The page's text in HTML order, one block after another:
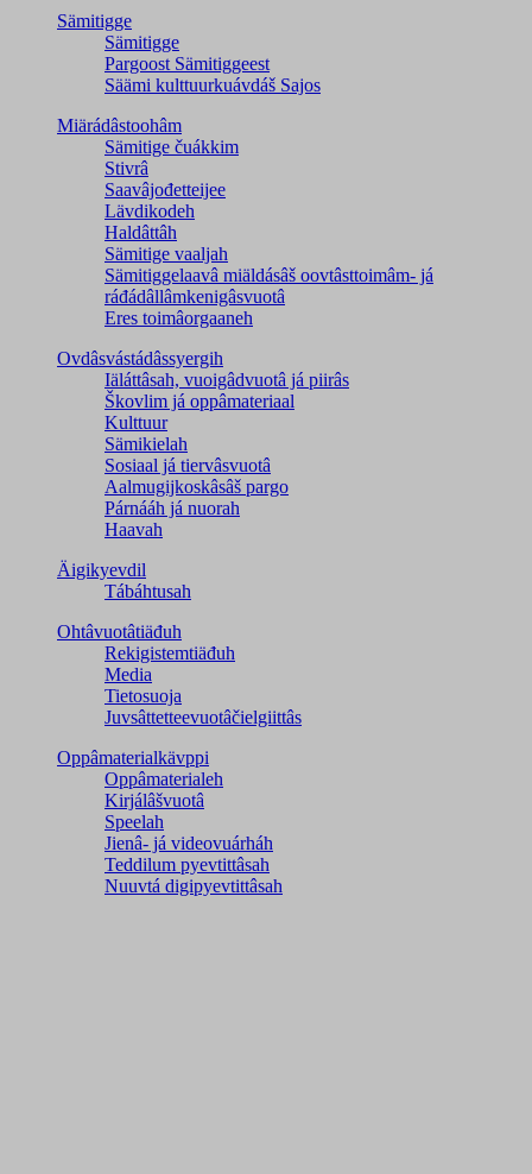
Sämitigge
Sämitigge
Pargoost Sämitiggeest
Säämi kulttuurkuávdáš Sajos
Miärádâstoohâm
Sämitige čuákkim
Stivrâ
Saavâjođetteijee
Lävdikodeh
Haldâttâh
Sämitige vaaljah
Sämitiggelaavâ miäldásâš oovtâsttoimâm- já
ráđádâllâmkenigâsvuotâ
Eres toimâorgaaneh
Ovdâsvástádâssyergih
Iäláttâsah, vuoigâdvuotâ já piirâs
Škovlim já oppâmateriaal
Kulttuur
Sämikielah
Sosiaal já tiervâsvuotâ
Aalmugijkoskâsâš pargo
Párnááh já nuorah
Haavah
Äigikyevdil
Tábáhtusah
Ohtâvuotâtiäđuh
Rekigistemtiäđuh
Media
Tietosuoja
Juvsâttetteevuotâčielgiittâs
Oppâmaterialkävppi
Oppâmaterialeh
Kirjálâšvuotâ
Speelah
Jienâ- já videovuárháh
Teddilum pyevtittâsah
Nuuvtá digipyevtittâsah